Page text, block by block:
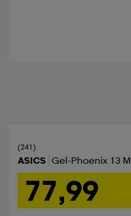
(241)
ASICS Gel-Phoenix 13 M
77,99